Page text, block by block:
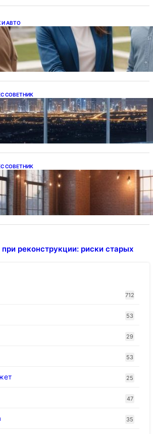
И АВТО
на новостройки при оформлении
у застройщика
СОВЕТНИК
светодиодных светильников и
в Казахстане
СОВЕТНИК
светодиодные светильники на
реконструкции: риски старых
712
53
29
53
25
47
35